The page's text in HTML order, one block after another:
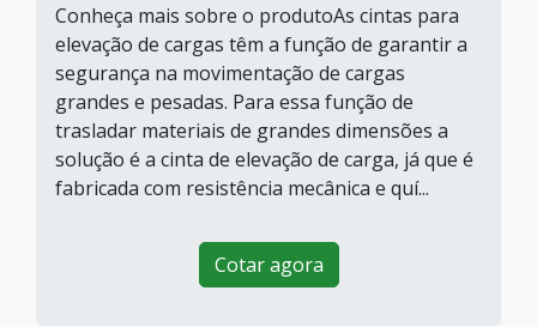
Conheça mais sobre o produtoAs cintas para
elevação de cargas têm a função de garantir a
segurança na movimentação de cargas
grandes e pesadas. Para essa função de
trasladar materiais de grandes dimensões a
solução é a cinta de elevação de carga, já que é
fabricada com resistência mecânica e quí...
Cotar agora